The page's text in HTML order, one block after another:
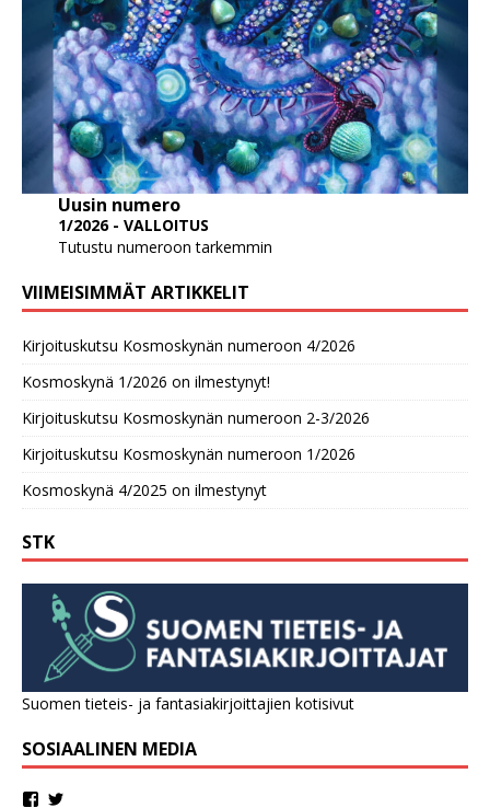
Uusin numero
1/2026 - VALLOITUS
Tutustu numeroon tarkemmin
VIIMEISIMMÄT ARTIKKELIT
Kirjoituskutsu Kosmoskynän numeroon 4/2026
Kosmoskynä 1/2026 on ilmestynyt!
Kirjoituskutsu Kosmoskynän numeroon 2-3/2026
Kirjoituskutsu Kosmoskynän numeroon 1/2026
Kosmoskynä 4/2025 on ilmestynyt
STK
Suomen tieteis- ja fantasiakirjoittajien kotisivut
SOSIAALINEN MEDIA